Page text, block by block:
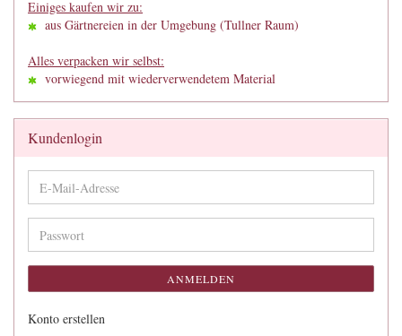
Einiges kaufen wir zu:
aus Gärtnereien in der Umgebung (Tullner Raum)
Alles verpacken wir selbst:
vorwiegend mit wiederverwendetem Material
Kundenlogin
E-
Mail-
Adresse
Passwort
ANMELDEN
Konto erstellen